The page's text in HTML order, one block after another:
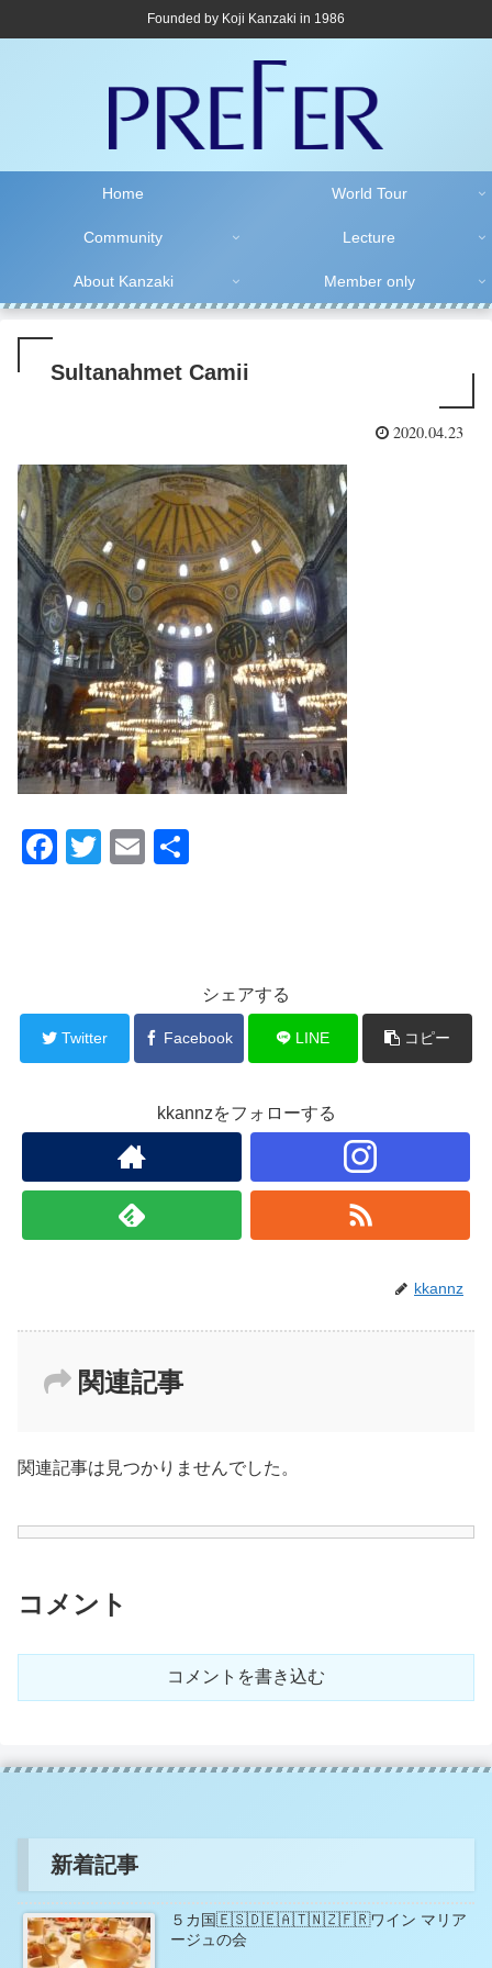
Founded by Koji Kanzaki in 1986
Home World Tour
Community Lecture
About Kanzaki Member only
Sultanahmet Camii
2020.04.23
F
o
o
T
E
シェアする
Twitter Facebook LINE コピー
kkannzをフォローする
kkannz
関連記事
関連記事は見つかりませんでした。
コメント
コメントを書き込む
新着記事
５カ国🇪🇸🇩🇪🇦🇹🇳🇿🇫🇷ワイン マリア
ージュの会